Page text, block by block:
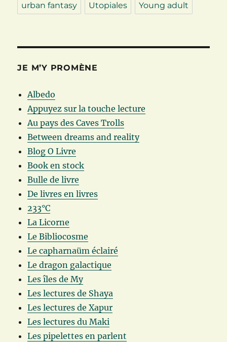
urban fantasy Utopiales Young adult
JE M’Y PROMÈNE
Albedo
Appuyez sur la touche lecture
Au pays des Caves Trolls
Between dreams and reality
Blog O Livre
Book en stock
Bulle de livre
De livres en livres
233°C
La Licorne
Le Bibliocosme
Le capharnaüm éclairé
Le dragon galactique
Les îles de My
Les lectures de Shaya
Les lectures de Xapur
Les lectures du Maki
Les pipelettes en parlent